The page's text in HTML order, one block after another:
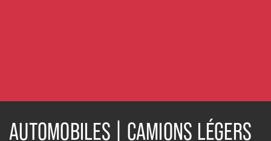
AUTOMOBILES | CAMIONS LÉGERS